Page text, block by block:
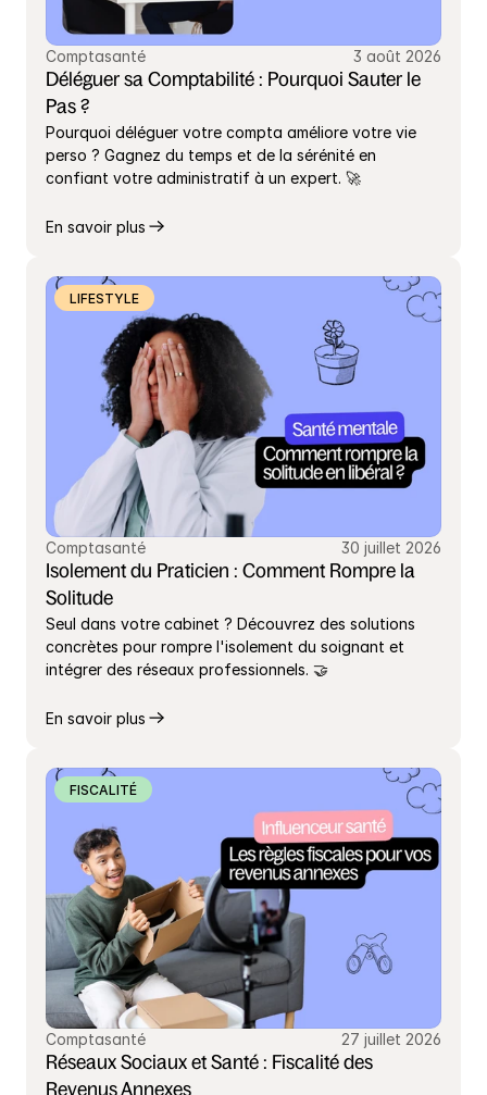
Comptasanté 3 août 2026
Déléguer sa Comptabilité : Pourquoi Sauter le
Pas ?
Pourquoi déléguer votre compta améliore votre vie
perso ? Gagnez du temps et de la sérénité en
confiant votre administratif à un expert. 🚀
En savoir plus
LIFESTYLE
Comptasanté 30 juillet 2026
Isolement du Praticien : Comment Rompre la
Solitude
Seul dans votre cabinet ? Découvrez des solutions
concrètes pour rompre l'isolement du soignant et
intégrer des réseaux professionnels. 🤝
En savoir plus
FISCALITÉ
Comptasanté 27 juillet 2026
Réseaux Sociaux et Santé : Fiscalité des
Revenus Annexes